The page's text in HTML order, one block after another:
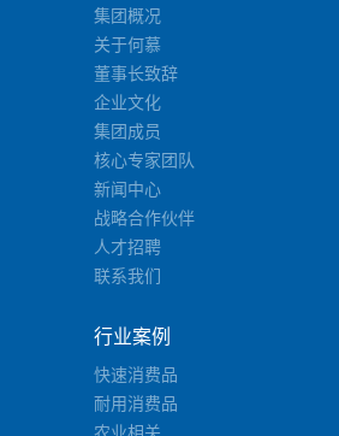
集团概况
关于何慕
董事长致辞
企业文化
集团成员
核心专家团队
新闻中心
战略合作伙伴
人才招聘
联系我们
行业案例
快速消费品
耐用消费品
农业相关